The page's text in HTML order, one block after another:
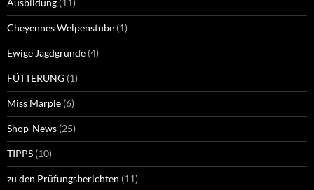
Cheyennes Welpenstube (1)
Ewige Jagdgründe (4)
FÜTTERUNG (1)
Miss Marple (6)
Shop-News (25)
TIPPS (10)
zu den Prüfungsberichten (11)